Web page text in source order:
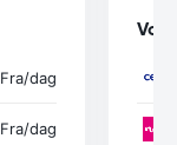
Fra/dag
Fra/dag